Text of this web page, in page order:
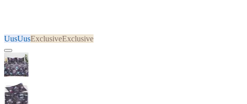
UusUusExclusiveExclusive